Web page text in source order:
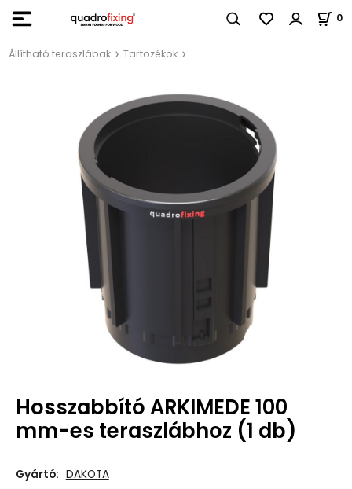
0
Állítható teraszlábak Tartozékok
Hosszabbító ARKIMEDE 100
mm-es teraszlábhoz (1 db)
Gyártó: DAKOTA